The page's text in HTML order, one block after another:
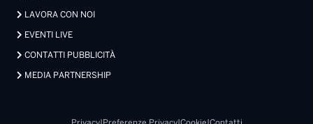
LAVORA CON NOI
EVENTI LIVE
CONTATTI PUBBLICITÀ
MEDIA PARTNERSHIP